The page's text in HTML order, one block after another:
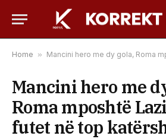
Home » Mancini hero me dy gola, Roma mposhtë
Mancini hero me
Roma mposhtë
futet në top